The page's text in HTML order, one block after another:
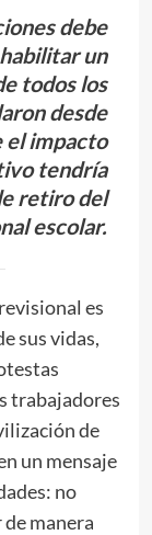
debe
un
todos los
desde
el impacto
tendría
retiro del
escolar.
es
sus vidas,
trabajadores
de
un mensaje
no
manera